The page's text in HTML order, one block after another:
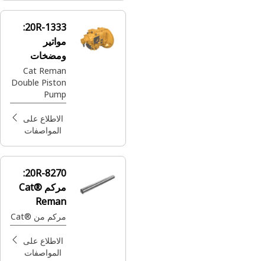
20R-1333:
مواتير
ومضخات
Reman
Kawasaki
Cat Reman
Double Piston
Pump
(Variable
Displacement)
الاطلاع على
المواصفات
20R-8270:
مركم Cat®
Reman
مركم من Cat®‎
الاطلاع على
المواصفات